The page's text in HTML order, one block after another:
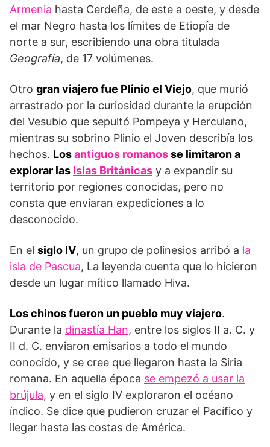
Armenia hasta Cerdeña, de este a oeste, y desde
el mar Negro hasta los límites de Etiopía de
norte a sur, escribiendo una obra titulada
Geografía, de 17 volúmenes.
Otro gran viajero fue Plinio el Viejo, que murió
arrastrado por la curiosidad durante la erupción
del Vesubio que sepultó Pompeya y Herculano,
mientras su sobrino Plinio el Joven describía los
hechos. Losantiguos romanosse limitaron a
explorar las Islas Británicas y a expandir su
territorio por regiones conocidas, pero no
consta que enviaran expediciones a lo
desconocido.
En el siglo IV, un grupo de polinesios arribó a la
isla de Pascua, La leyenda cuenta que lo hicieron
desde un lugar mítico llamado Hiva.
Los chinos fueron un pueblo muy viajero.
Durante la dinastía Han, entre los siglos II a. C. y
II d. C. enviaron emisarios a todo el mundo
conocido, y se cree que llegaron hasta la Siria
romana. En aquella época se empezó a usar la
brújula, y en el siglo IV exploraron el océano
índico. Se dice que pudieron cruzar el Pacífico y
llegar hasta las costas de América.